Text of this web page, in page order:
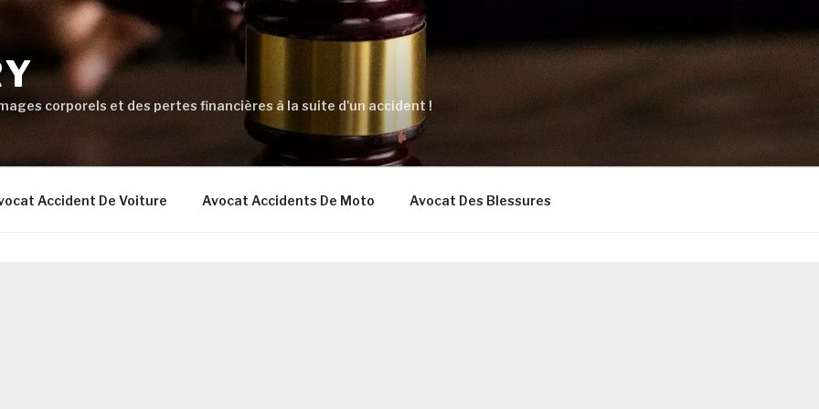
corporels et des pertes financières à la suite d'un accident !
Accident De Voiture Avocat Accidents De Moto Avocat Des Blessures